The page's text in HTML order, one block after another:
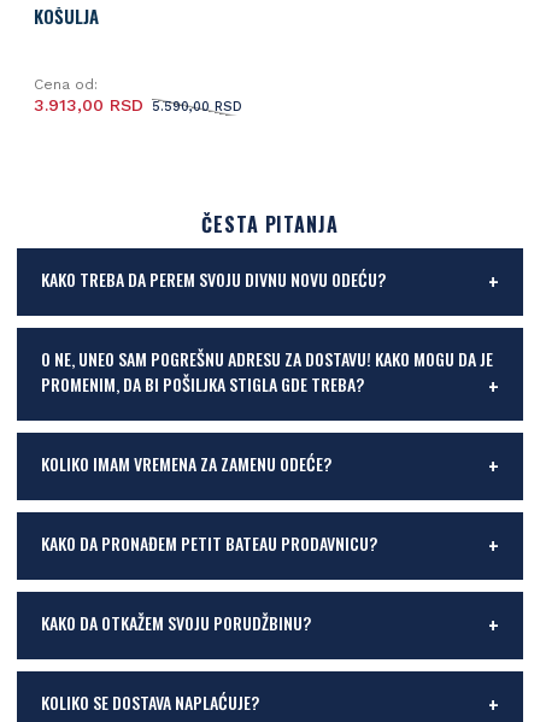
KOŠULJA
Cena od:
5.590,00 RSD
3.913,00 RSD
ČESTA PITANJA
KAKO TREBA DA PEREM SVOJU DIVNU NOVU ODEĆU?
O NE, UNEO SAM POGREŠNU ADRESU ZA DOSTAVU! KAKO MOGU DA JE
PROMENIM, DA BI POŠILJKA STIGLA GDE TREBA?
KOLIKO IMAM VREMENA ZA ZAMENU ODEĆE?
KAKO DA PRONAĐEM PETIT BATEAU PRODAVNICU?
KAKO DA OTKAŽEM SVOJU PORUDŽBINU?
KOLIKO SE DOSTAVA NAPLAĆUJE?